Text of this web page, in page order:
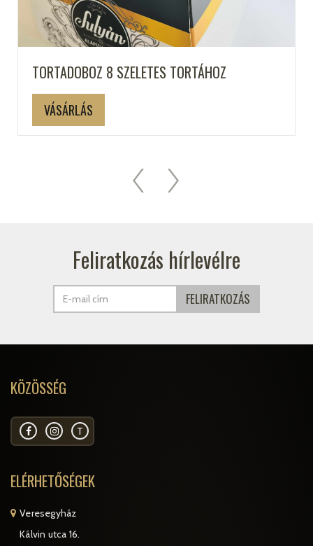
TORTADOBOZ 8 SZELETES TORTÁHOZ
VÁSÁRLÁS
Feliratkozás hírlevélre
KÖZÖSSÉG
T
ELÉRHETŐSÉGEK
Veresegyház
Kálvin utca 16.